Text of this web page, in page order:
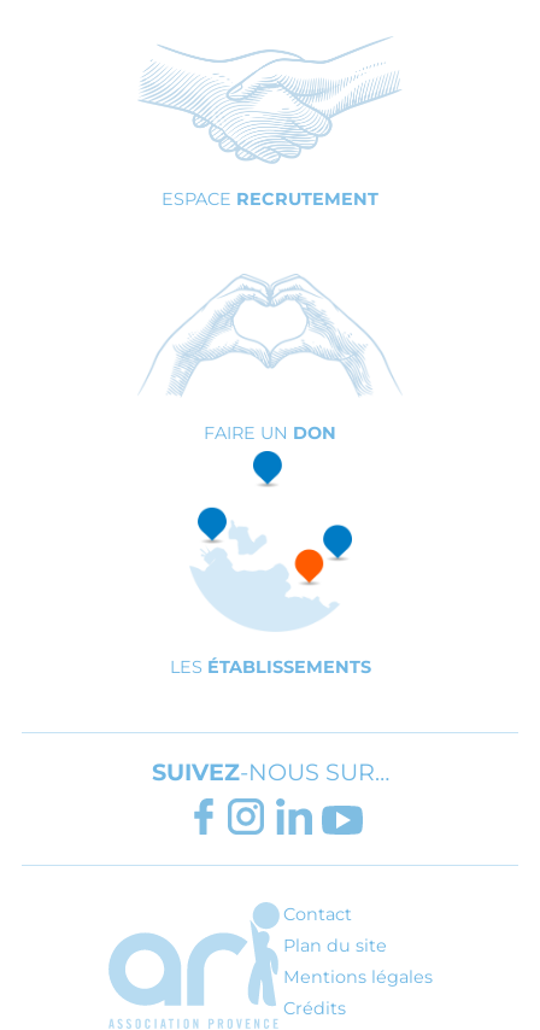
ESPACE RECRUTEMENT
FAIRE UN DON
LES ÉTABLISSEMENTS
SUIVEZ-NOUS SUR…
FACEBOOK
INSTAGRAM
LINKEDIN
YOUTUBE
ARI - Association régionale pour
Contact
Plan du site
Mentions légales
Crédits